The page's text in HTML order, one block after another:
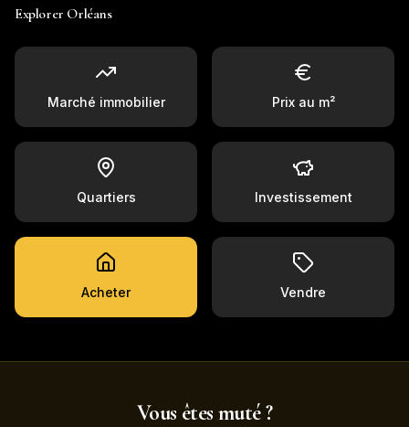
Explorer Orléans
Marché immobilier Prix au m²
Quartiers Investissement
Acheter Vendre
Vous êtes muté ?